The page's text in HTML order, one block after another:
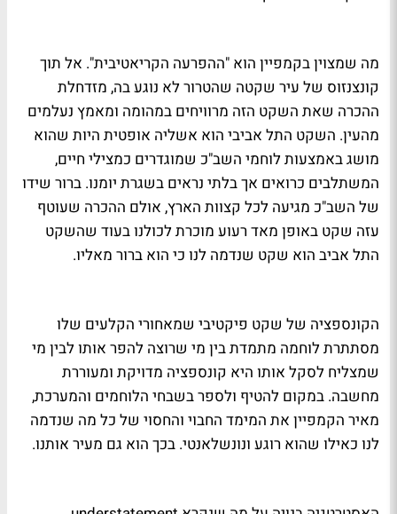
מה שמצוין בקמפיין הוא "ההפרעה הקריאטיבית". אל תוך
קונצנזוס של עיר שקטה שהטרור לא נוגע בה, מזדחלת
ההכרה שאת השקט הזה מרוויחים במהומה ומאמץ נעלמים
מהעין. השקט התל אביבי הוא אשליה אופטית היות שהוא
מושג באמצעות לוחמי השב"כ שמוגדרים כמצילי חיים,
המשתלבים כרואים אך בלתי נראים בשגרת יומנו. ברור שידו
של השב"כ מגיעה לכל קצוות הארץ, אולם ההכרה שעוטף
עזה שקט באופן מאד רעוע מוכרת לכולנו בעוד שהשקט
התל אביב הוא שקט שנדמה לנו כי הוא ברור מאליו.
הקונספציה של שקט פיקטיבי שמאחורי הקלעים שלו
מסתתרת לוחמה מתמדת בין מי שרוצה להפר אותו לבין מי
שמצליח לסקל אותו היא קונספציה מדויקת ומעוררת
מחשבה. במקום להטיף ולספר בשבחי הלוחמים והמערכת,
מאיר הקמפיין את המימד החבוי והחסוי של כל מה שנדמה
לנו כאילו שהוא רוגע ונונשלאנטי. בכך הוא גם מעיר אותנו.